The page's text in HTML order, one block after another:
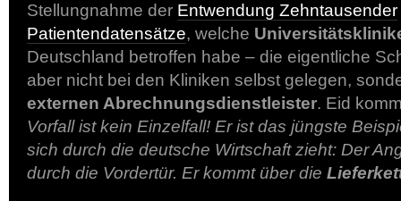
Stellungnahme der Entwendung Zehntausender
Patientendatensätze, welche
Deutschland betroffen habe – die eigentliche
aber nicht bei den Kliniken selbst gelegen,
externen Abrechnungsdienstleister. Eid
Vorfall ist kein Einzelfall! Er ist das jüngste
sich durch die deutsche Wirtschaft zieht: Der
durch die Vordertür. Er kommt über die